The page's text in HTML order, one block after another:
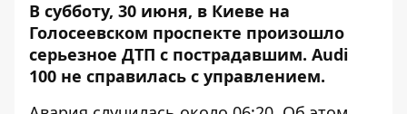
В субботу, 30 июня, в Киеве на
Голосеевском проспекте произошло
серьезное ДТП с пострадавшим. Audi
100 не справилась с управлением.